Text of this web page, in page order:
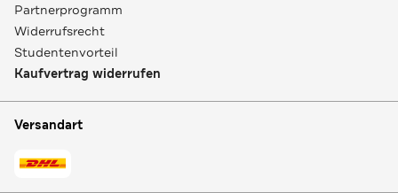
Partnerprogramm
Widerrufsrecht
Studentenvorteil
Kaufvertrag widerrufen
Versandart